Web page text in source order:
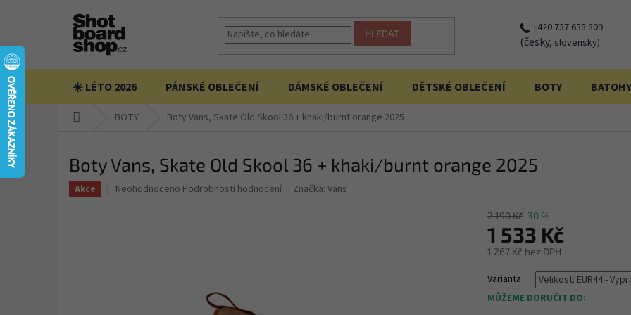
HLEDAT +420 737 638 809
(česky, slovensky)
☀️ LÉTO 2026
PÁNSKÉ OBLEČENÍ DÁMSKÉ OBLEČENÍ DĚTSKÉ OBLEČENÍ BOTY BATOHY
BOTY Boty Vans, Skate Old Skool 36 + khaki/burnt orange 2025
Boty Vans, Skate Old Skool 36 + khaki/burnt orange 2025
Akce
Průměrné
Neohodnoceno Podrobnosti hodnocení Značka:Vans
2 190 Kč 30 %
1 533 Kč
1 267 Kč bez DPH
cena:
Varianta
MŮŽEME DORUČIT DO: